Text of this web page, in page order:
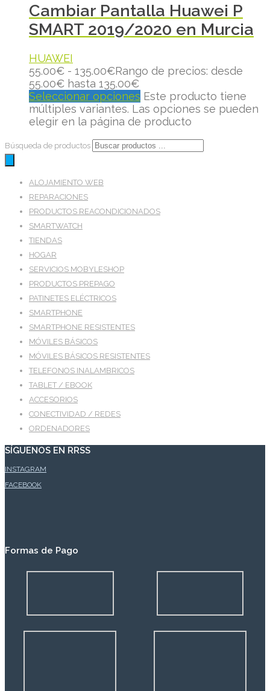
Cambiar Pantalla Huawei P
SMART 2019/2020 en Murcia
HUAWEI
55.00€ - 135.00€Rango de precios: desde
55.00€ hasta 135.00€
Seleccionar opciones Este producto tiene
múltiples variantes. Las opciones se pueden
elegir en la página de producto
Búsqueda de productos
ALOJAMIENTO WEB
REPARACIONES
PRODUCTOS REACONDICIONADOS
SMARTWATCH
TIENDAS
HOGAR
SERVICIOS MOBYLESHOP
PRODUCTOS PREPAGO
PATINETES ELÉCTRICOS
SMARTPHONE
SMARTPHONE RESISTENTES
MÓVILES BÁSICOS
MÓVILES BÁSICOS RESISTENTES
TELEFONOS INALAMBRICOS
TABLET / EBOOK
ACCESORIOS
CONECTIVIDAD / REDES
ORDENADORES
SÍGUENOS EN RRSS
INSTAGRAM
FACEBOOK
Formas de Pago